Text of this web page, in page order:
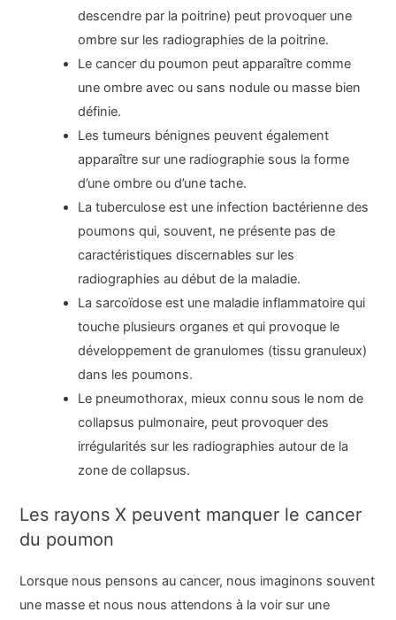
descendre par la poitrine) peut provoquer une
ombre sur les radiographies de la poitrine.
Le cancer du poumon peut apparaître comme
une ombre avec ou sans nodule ou masse bien
définie.
Les tumeurs bénignes peuvent également
apparaître sur une radiographie sous la forme
d’une ombre ou d’une tache.
La tuberculose est une infection bactérienne des
poumons qui, souvent, ne présente pas de
caractéristiques discernables sur les
radiographies au début de la maladie.
La sarcoïdose est une maladie inflammatoire qui
touche plusieurs organes et qui provoque le
développement de granulomes (tissu granuleux)
dans les poumons.
Le pneumothorax, mieux connu sous le nom de
collapsus pulmonaire, peut provoquer des
irrégularités sur les radiographies autour de la
zone de collapsus.
Les rayons X peuvent manquer le cancer
du poumon
Lorsque nous pensons au cancer, nous imaginons souvent
une masse et nous nous attendons à la voir sur une